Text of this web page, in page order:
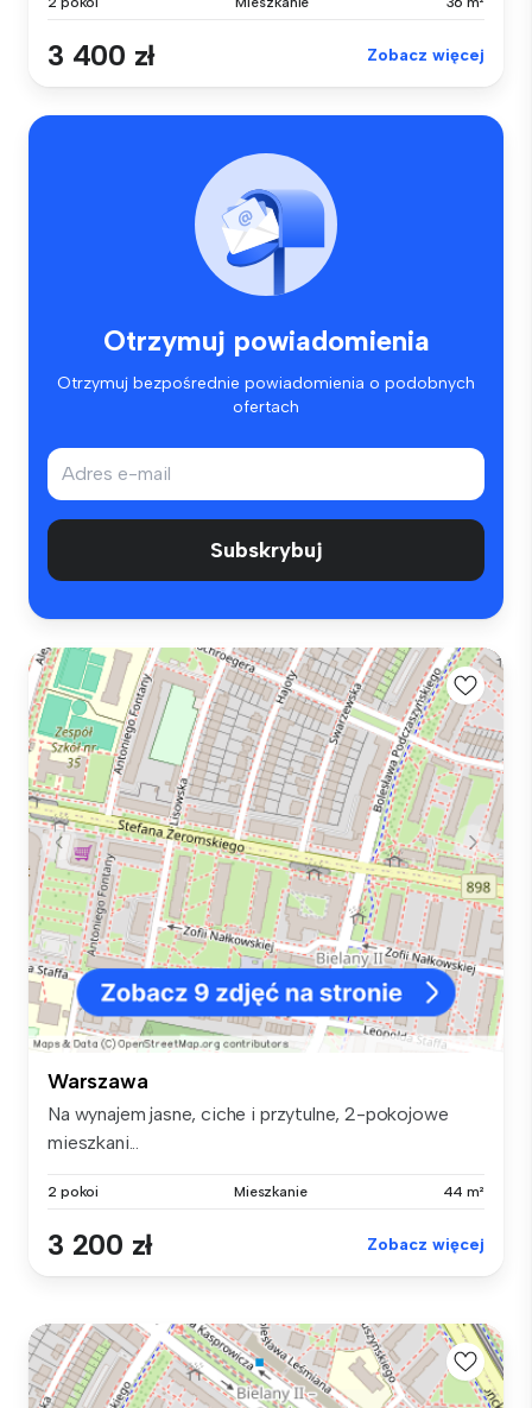
3 400 zł Zobacz więcej
Otrzymuj powiadomienia
Otrzymuj bezpośrednie powiadomienia o podobnych
ofertach
Subskrybuj
Warszawa
Na wynajem jasne, ciche i przytulne, 2-pokojowe
mieszkani...
2 pokoi Mieszkanie 44 m²
3 200 zł Zobacz więcej